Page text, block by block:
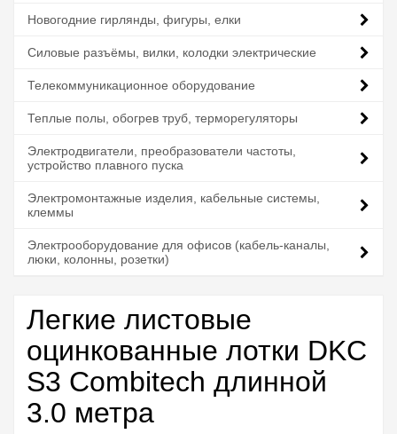
Новогодние гирлянды, фигуры, елки
Силовые разъёмы, вилки, колодки электрические
Телекоммуникационное оборудование
Теплые полы, обогрев труб, терморегуляторы
Электродвигатели, преобразователи частоты,
устройство плавного пуска
Электромонтажные изделия, кабельные системы,
клеммы
Электрооборудование для офисов (кабель-каналы,
люки, колонны, розетки)
Легкие листовые
оцинкованные лотки DKC
S3 Combitech длинной
3.0 метра